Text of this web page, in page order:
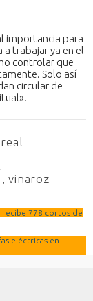
importancia para
trabajar ya en el
controlar que
Solo así
circular de
,vinaroz
recibe 778 cortos de
eléctricas en